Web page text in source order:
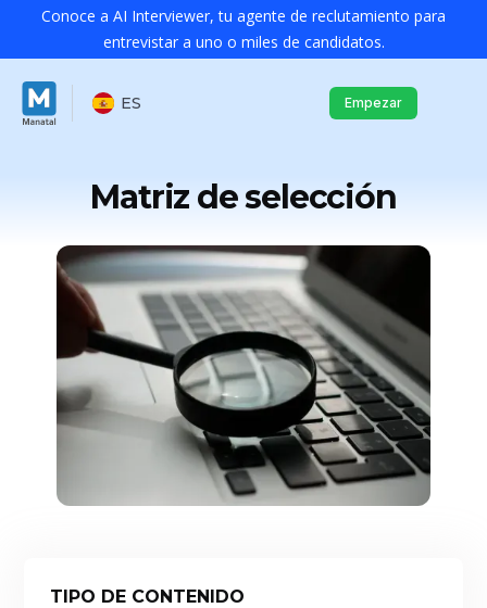
Conoce a AI Interviewer, tu agente de reclutamiento para
entrevistar a uno o miles de candidatos.
ES Empezar
Matriz de selección
TIPO DE CONTENIDO